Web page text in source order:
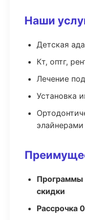
Наши
Детская
Кт, оптг,
Лечение
Установка
элайнерами
Программы
скидки
Рассрочка